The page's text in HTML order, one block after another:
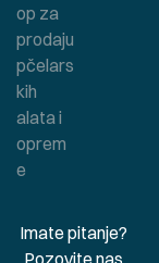
op za
prodaju
pčelars
kih
alata i
oprem
e
Imate pitanje?